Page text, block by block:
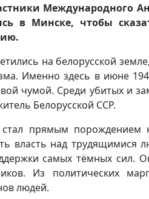
Международного
в Минске, чтобы
на белорусской
Именно здесь в июне
чумой. Среди убитых и
Белорусской ССР.
прямым порождением
власть над трудящимися
самых тёмных сил.
Из политических
людей.